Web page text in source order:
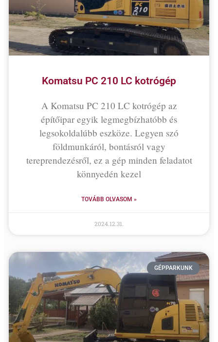
Komatsu PC 210 LC kotrógép
A Komatsu PC 210 LC kotrógép az
építőipar egyik legmegbízhatóbb és
legsokoldalúbb eszköze. Legyen szó
földmunkáról, bontásról vagy
tereprendezésről, ez a gép minden feladatot
könnyedén kezel
TOVÁBB OLVASOM »
2024.12.31.
GÉPPARKUNK